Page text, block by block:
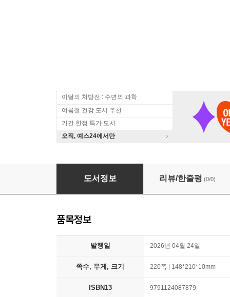
이달의 처방전 : 수면의 과학
여름철 건강 도서 추천
기간 한정 특가 도서
오직, 예스24에서만
뉴욕 NEWYORK - 1. 도시와 여행
도서정보 리뷰/한줄평 (0/0)
품목정보
발행일 2026년 04월 24일
쪽수, 무게, 크기 220쪽 | 148*210*10mm
ISBN13 9791124087879